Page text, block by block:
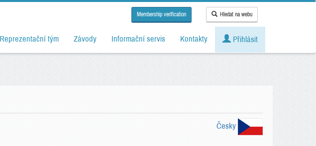
Membership verification Hledat na webu
Reprezentační tým Závody Informační servis Kontakty Přihlásit
Česky